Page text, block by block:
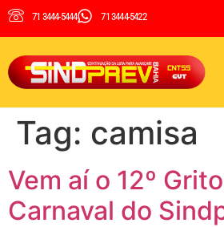
71 3444-5444 71 3444-5422
Tag: camisa
Vem aí o 12º
Carnaval do